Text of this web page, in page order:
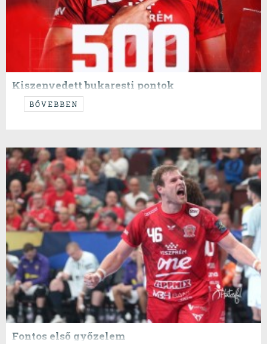
Kiszenvedett bukaresti pontok
BŐVEBBEN
Fontos első győzelem